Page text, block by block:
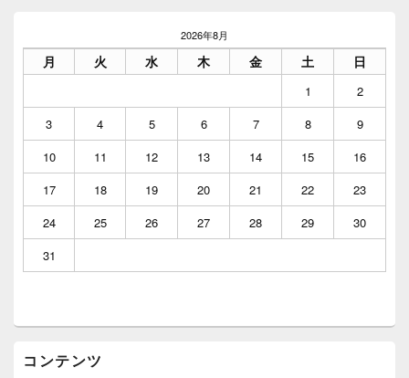
ン
2026年8月
月 火 水 木 金 土 日
1
2
3
4 5 6 7 8
9
10
11 12 13 14 15
16
17
18 19 20 21 22
23
24
25 26 27 28 29
30
31
コンテンツ